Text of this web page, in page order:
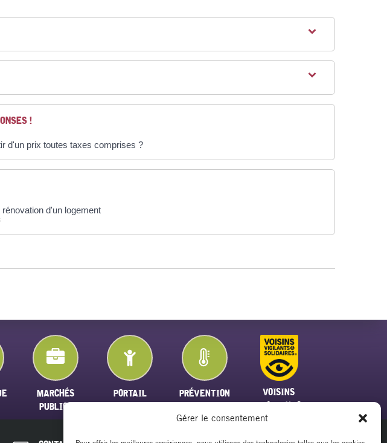
Gérer le consentement
!
d'un prix toutes taxes comprises ?
d'un logement
MARCHÉS
PUBLICS
PORTAIL
PRÉVENTION
VOISINS
VIGILANTS